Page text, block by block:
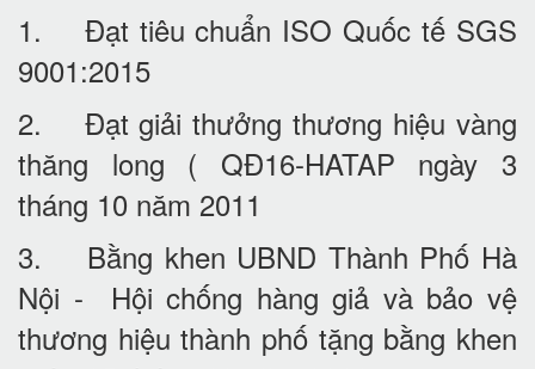
1. Đạt tiêu chuẩn ISO Quốc tế SGS
9001:2015
2. Đạt giải thưởng thương hiệu vàng
thăng long ( QĐ16-HATAP ngày 3
tháng 10 năm 2011
3. Bằng khen UBND Thành Phố Hà
Nội - Hội chống hàng giả và bảo vệ
thương hiệu thành phố tặng bằng khen